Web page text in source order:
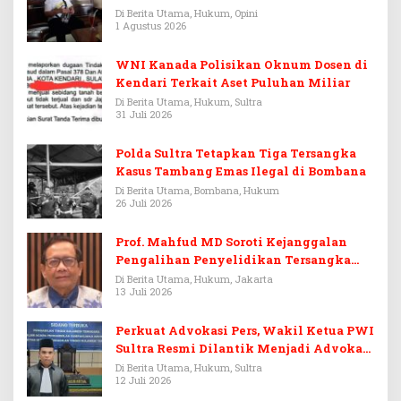
Warisan Menjadi Arena Pemerasan
Di Berita Utama, Hukum, Opini
1 Agustus 2026
WNI Kanada Polisikan Oknum Dosen di
Kendari Terkait Aset Puluhan Miliar
Di Berita Utama, Hukum, Sultra
31 Juli 2026
Polda Sultra Tetapkan Tiga Tersangka
Kasus Tambang Emas Ilegal di Bombana
Di Berita Utama, Bombana, Hukum
26 Juli 2026
Prof. Mahfud MD Soroti Kejanggalan
Pengalihan Penyelidikan Tersangka
Febrie Adriansyah
Di Berita Utama, Hukum, Jakarta
13 Juli 2026
Perkuat Advokasi Pers, Wakil Ketua PWI
Sultra Resmi Dilantik Menjadi Advokat
PERADI
Di Berita Utama, Hukum, Sultra
12 Juli 2026